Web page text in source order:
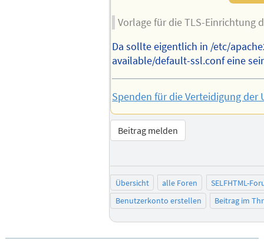
Vorlage für die TLS-Einrichtung
Da sollte eigentlich in /etc/
available/default-ssl.conf eine
Spenden für die Verteidigung der
Beitrag melden
Übersicht alle Foren
SELFHTML-
Benutzerkonto erstellen
Beitrag im